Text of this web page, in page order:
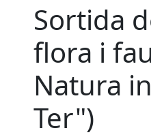
Sortida
flora i
Natura
Ter")